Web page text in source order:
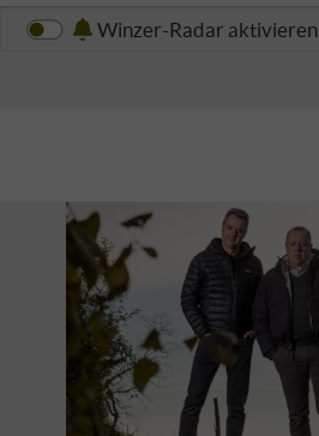
Winzer-Radar aktivieren